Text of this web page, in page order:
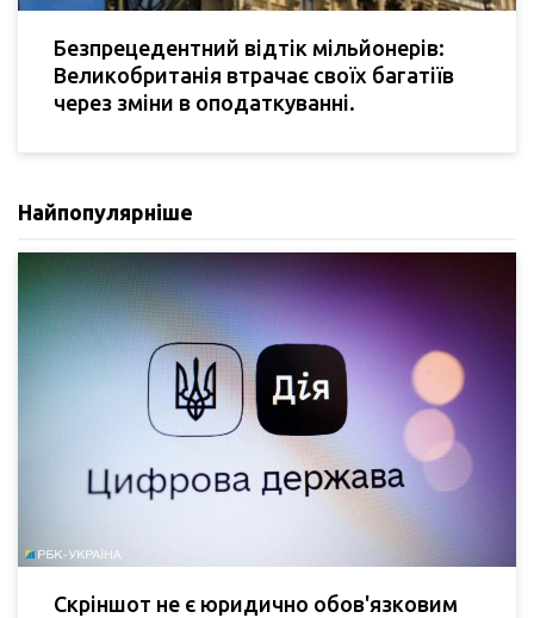
Безпрецедентний відтік мільйонерів:
Великобританія втрачає своїх багатіїв
через зміни в оподаткуванні.
Найпопулярніше
Скріншот не є юридично обов'язковим